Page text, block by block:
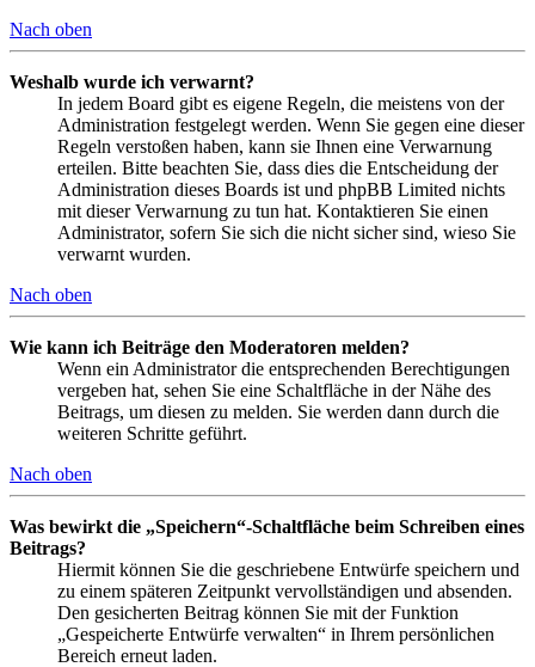
Nach oben
Weshalb wurde ich verwarnt?
In jedem Board gibt es eigene Regeln, die meistens von der
Administration festgelegt werden. Wenn Sie gegen eine dieser
Regeln verstoßen haben, kann sie Ihnen eine Verwarnung
erteilen. Bitte beachten Sie, dass dies die Entscheidung der
Administration dieses Boards ist und phpBB Limited nichts
mit dieser Verwarnung zu tun hat. Kontaktieren Sie einen
Administrator, sofern Sie sich die nicht sicher sind, wieso Sie
verwarnt wurden.
Nach oben
Wie kann ich Beiträge den Moderatoren melden?
Wenn ein Administrator die entsprechenden Berechtigungen
vergeben hat, sehen Sie eine Schaltfläche in der Nähe des
Beitrags, um diesen zu melden. Sie werden dann durch die
weiteren Schritte geführt.
Nach oben
Was bewirkt die „Speichern“-Schaltfläche beim Schreiben eines
Beitrags?
Hiermit können Sie die geschriebene Entwürfe speichern und
zu einem späteren Zeitpunkt vervollständigen und absenden.
Den gesicherten Beitrag können Sie mit der Funktion
„Gespeicherte Entwürfe verwalten“ in Ihrem persönlichen
Bereich erneut laden.